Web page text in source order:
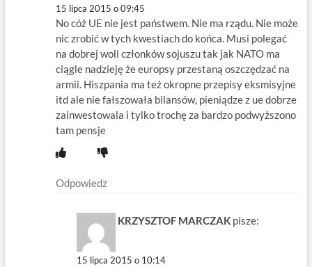
15 lipca 2015 o 09:45
No cóż UE nie jest państwem. Nie ma rządu. Nie może
nic zrobić w tych kwestiach do końca. Musi polegać
na dobrej woli członków sojuszu tak jak NATO ma
ciągle nadzieję że europsy przestaną oszczędzać na
armii. Hiszpania ma też okropne przepisy eksmisyjne
itd ale nie fałszowała bilansów, pieniądze z ue dobrze
zainwestowala i tylko trochę za bardzo podwyższono
tam pensje
Odpowiedz
KRZYSZTOF MARCZAK pisze:
15 lipca 2015 o 10:14